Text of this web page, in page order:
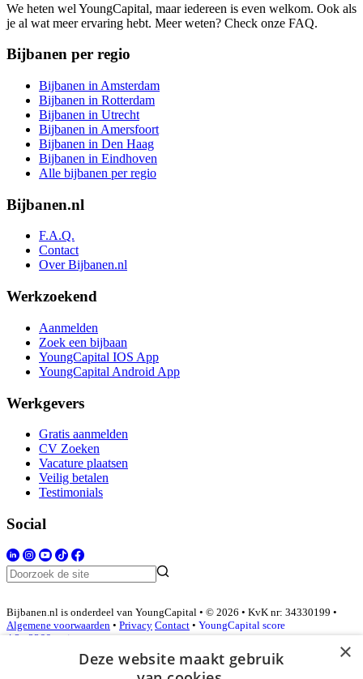
We heten wel YoungCapital, maar iedereen is even welkom. Ook als
je al wat meer ervaring hebt. Meer weten? Check onze FAQ.
Bijbanen per regio
Bijbanen in Amsterdam
Bijbanen in Rotterdam
Bijbanen in Utrecht
Bijbanen in Amersfoort
Bijbanen in Den Haag
Bijbanen in Eindhoven
Alle bijbanen per regio
Bijbanen.nl
F.A.Q.
Contact
Over Bijbanen.nl
Werkzoekend
Aanmelden
Zoek een bijbaan
YoungCapital IOS App
YoungCapital Android App
Werkgevers
Gratis aanmelden
CV Zoeken
Vacature plaatsen
Veilig betalen
Testimonials
Social
Bijbanen.nl is onderdeel van YoungCapital • © 2026 • KvK nr: 34330199 •
Algemene voorwaarden • Privacy Contact • YoungCapital score
4.3 - 3366 reviews
×
Deze website maakt gebruik